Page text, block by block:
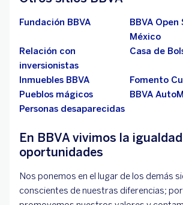
Fundación BBVA
BBVA Open
México
Relación con
inversionistas
Casa de
Inmuebles BBVA
Fomento
Pueblos mágicos
BBVA
Personas desaparecidas
En BBVA vivimos la
oportunidades
Nos ponemos en el lugar de los demás
conscientes de nuestras diferencias;